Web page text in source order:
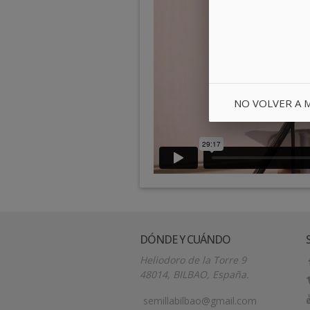
DÓNDE Y CUÁNDO
Heliodoro de la Torre 9
48014, BILBAO, España.
semillabilbao@gmail.com
NO VOLVER A